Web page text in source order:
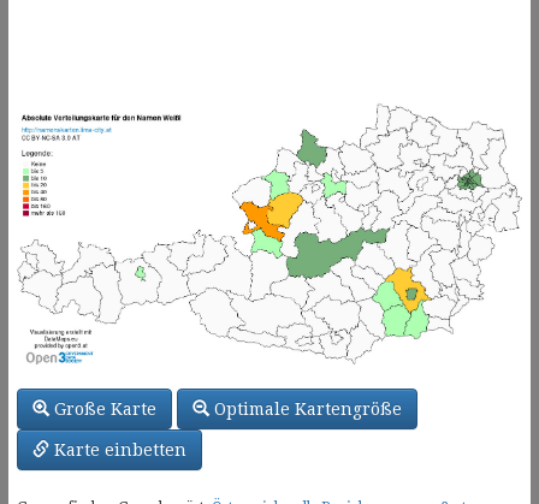
Große Karte Optimale Kartengröße
Karte einbetten